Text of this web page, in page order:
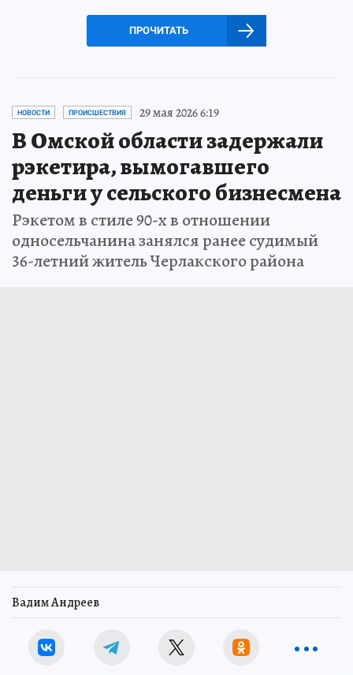
ПРОЧИТАТЬ
НОВОСТИ ПРОИСШЕСТВИЯ 29 мая 2026 6:19
В Омской области задержали
рэкетира, вымогавшего
деньги у сельского бизнесмена
Рэкетом в стиле 90-х в отношении
односельчанина занялся ранее судимый
36-летний житель Черлакского района
Вадим Андреев